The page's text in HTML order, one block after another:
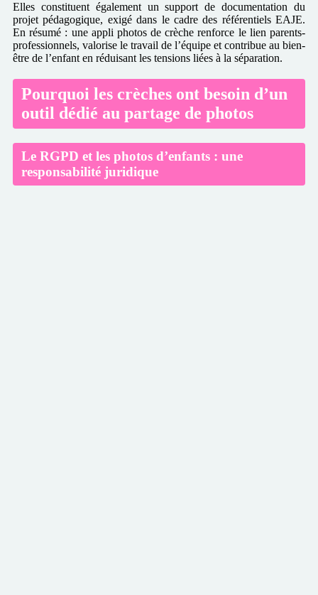
Elles constituent également un support de documentation du
projet pédagogique, exigé dans le cadre des référentiels EAJE.
En résumé : une appli photos de crèche renforce le lien parents-
professionnels, valorise le travail de l’équipe et contribue au bien-
être de l’enfant en réduisant les tensions liées à la séparation.
Pourquoi les crèches ont besoin d’un
outil dédié au partage de photos
Le RGPD et les photos d’enfants : une
responsabilité juridique